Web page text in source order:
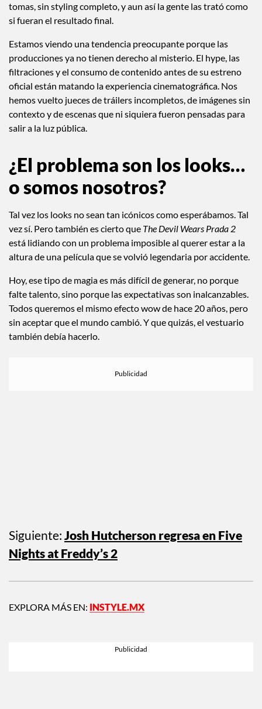
tomas, sin styling completo, y aun así la gente las trató como
si fueran el resultado final.
Estamos viendo una tendencia preocupante porque las
producciones ya no tienen derecho al misterio. El hype, las
filtraciones y el consumo de contenido antes de su estreno
oficial están matando la experiencia cinematográfica. Nos
hemos vuelto jueces de tráilers incompletos, de imágenes sin
contexto y de escenas que ni siquiera fueron pensadas para
salir a la luz pública.
¿El problema son los looks…
o somos nosotros?
Tal vez los looks no sean tan icónicos como esperábamos. Tal
vez sí. Pero también es cierto que The Devil Wears Prada 2
está lidiando con un problema imposible al querer estar a la
altura de una película que se volvió legendaria por accidente.
Hoy, ese tipo de magia es más difícil de generar, no porque
falte talento, sino porque las expectativas son inalcanzables.
Todos queremos el mismo efecto wow de hace 20 años, pero
sin aceptar que el mundo cambió. Y que quizás, el vestuario
también debía hacerlo.
Siguiente: Josh Hutcherson regresa en Five
Nights at Freddy’s 2
EXPLORA MÁS EN: INSTYLE.MX